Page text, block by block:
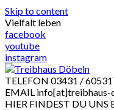
Skip to content
Vielfalt leben
facebook
youtube
instagram
TELEFON 03431 /
EMAIL info[at]treibhaus-
HIER FINDEST DU UNS